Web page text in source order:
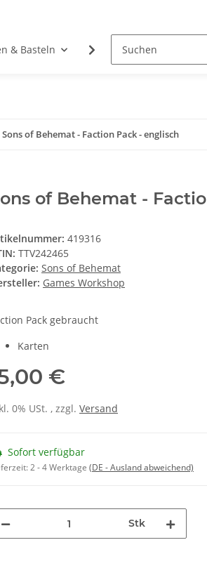
& Basteln Rollenspiele
Sons of Behemat - Faction Pack - englisch
of Behemat -
419316
TTV242465
Sons of Behemat
Games Workshop
Pack gebraucht
Karten
€
0% USt. , zzgl. Versand
Sofort verfügbar
2 - 4 Werktage (DE - Ausland abweichend)
Stk